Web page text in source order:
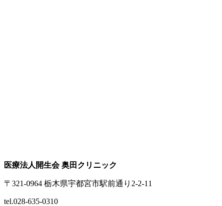
医療法人開生会 奥田クリニック
〒321-0964 栃木県宇都宮市駅前通り2-2-11
tel.028-635-0310